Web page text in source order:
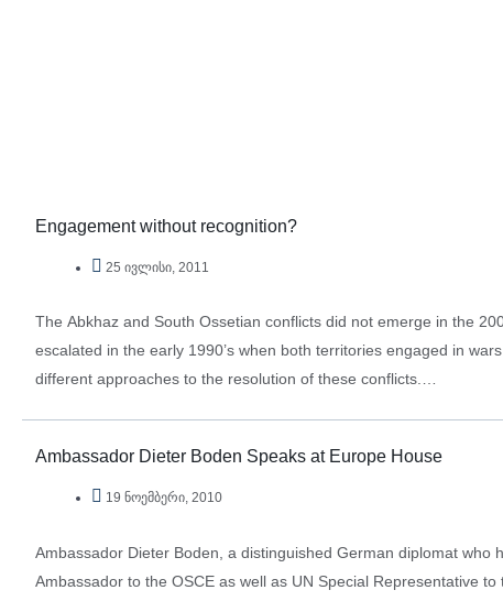
Engagement without recognition?
25 ივლისი, 2011
The Abkhaz and South Ossetian conflicts did not emerge in the
escalated in the early 1990’s when both territories engaged in
different approaches to the resolution of these conflicts.…
Ambassador Dieter Boden Speaks at Europe House
19 ნოემბერი, 2010
Ambassador Dieter Boden, a distinguished German diplomat who
Ambassador to the OSCE as well as UN Special Representative